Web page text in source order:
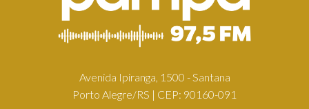
Avenida Ipiranga, 1500 - Santana
Porto Alegre/RS | CEP: 90160-091